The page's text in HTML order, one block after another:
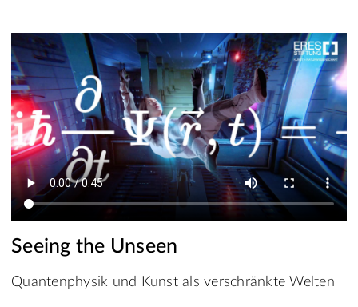
Seeing the Unseen
Quantenphysik und Kunst als verschränkte Welten